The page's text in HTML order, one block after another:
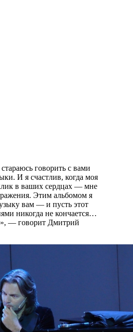
говорить с вами
И я счастлив, когда моя
в ваших сердцах — мне
Этим альбомом я
вам — и пусть этот
никогда не кончается…
— говорит Дмитрий